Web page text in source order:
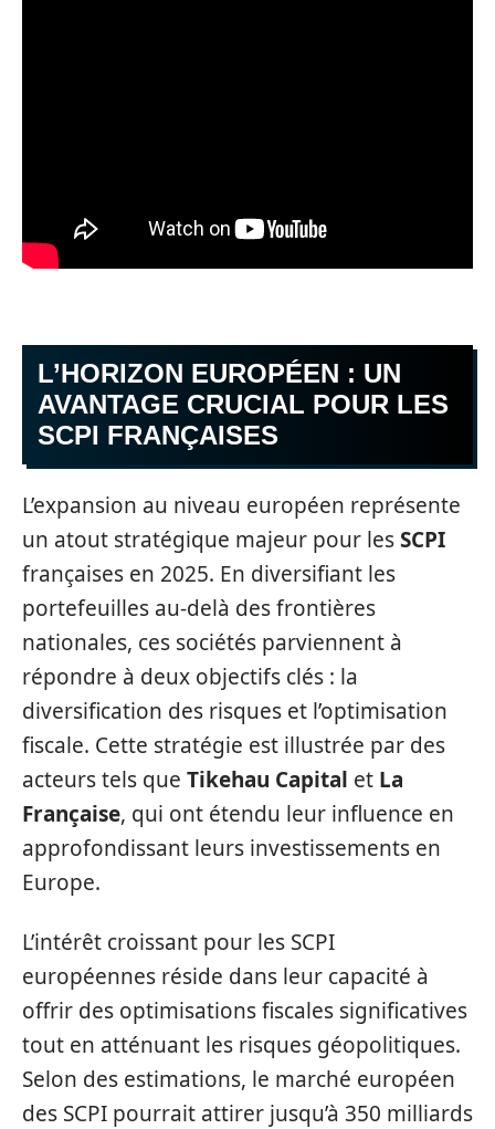
L’HORIZON EUROPÉEN : UN
AVANTAGE CRUCIAL POUR LES
SCPI FRANÇAISES
L’expansion au niveau européen représente
un atout stratégique majeur pour lesSCPI
françaises en 2025. En diversifiant les
portefeuilles au-delà des frontières
nationales, ces sociétés parviennent à
répondre à deux objectifs clés : la
diversification des risques et l’optimisation
fiscale. Cette stratégie est illustrée par des
acteurs tels que Tikehau Capital et La
Française, qui ont étendu leur influence en
approfondissant leurs investissements en
Europe.
L’intérêt croissant pour les SCPI
européennes réside dans leur capacité à
offrir des optimisations fiscales significatives
tout en atténuant les risques géopolitiques.
Selon des estimations, le marché européen
des SCPI pourrait attirer jusqu’à 350 milliards